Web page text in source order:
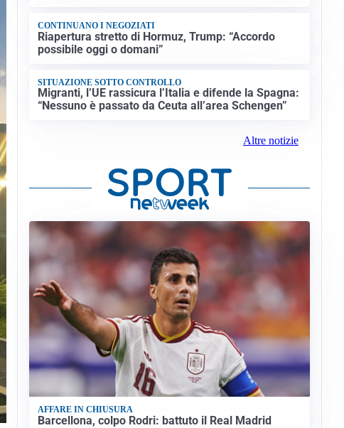
CONTINUANO I NEGOZIATI
Riapertura stretto di Hormuz, Trump: “Accordo
possibile oggi o domani”
SITUAZIONE SOTTO CONTROLLO
Migranti, l’UE rassicura l’Italia e difende la Spagna:
“Nessuno è passato da Ceuta all’area Schengen”
Altre notizie
AFFARE IN CHIUSURA
Barcellona, colpo Rodri: battuto il Real Madrid